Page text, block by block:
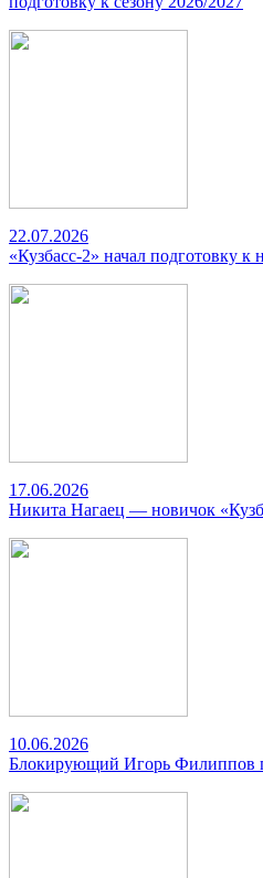
22.07.2026
«Кузбасс-2» начал подготовку к
17.06.2026
Никита Нагаец — новичок
10.06.2026
Блокирующий Игорь Филиппов